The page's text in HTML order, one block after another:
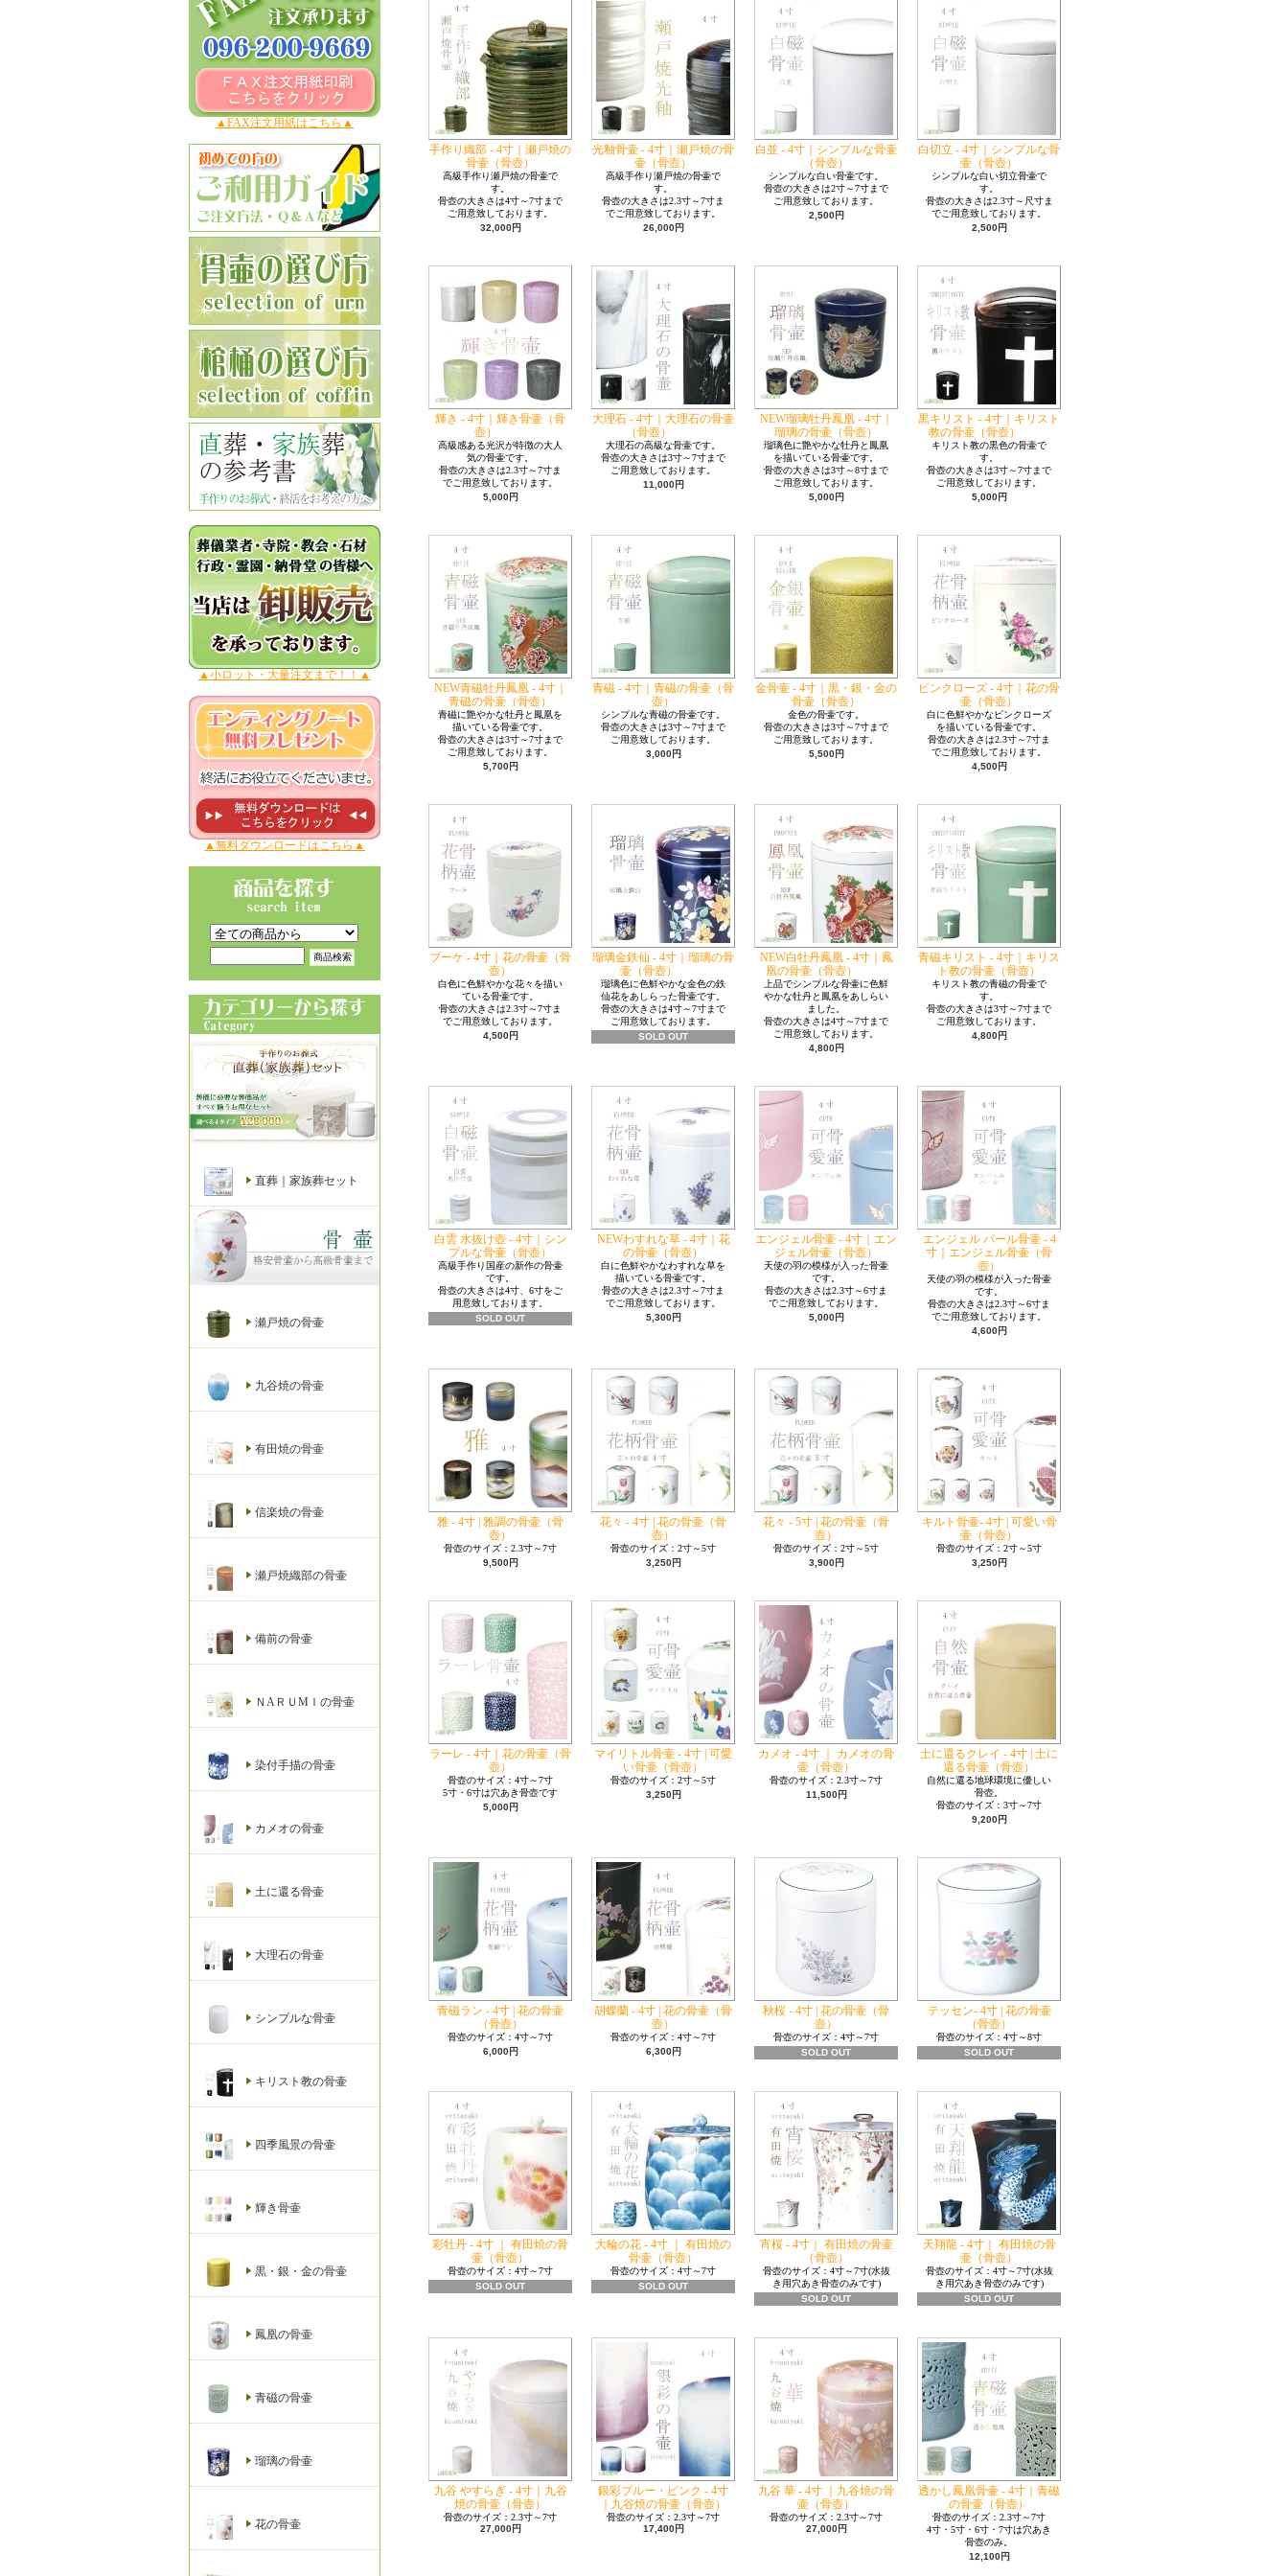
▲FAX注文用紙はこちら▲
▲小ロット・大量注文まで！！▲
▲無料ダウンロードはこちら▲
直葬｜家族葬セット
瀬戸焼の骨壷
九谷焼の骨壷
有田焼の骨壷
信楽焼の骨壷
瀬戸焼織部の骨壷
備前の骨壷
ＮAＲＵМＩの骨壷
染付手描の骨壷
カメオの骨壷
土に還る骨壷
大理石の骨壷
シンプルな骨壷
キリスト教の骨壷
四季風景の骨壷
輝き骨壷
黒・銀・金の骨壷
鳳凰の骨壷
青磁の骨壷
瑠璃の骨壷
花の骨壷
手作り織部 - 4寸｜瀬戸焼の
骨壷（骨壺）
高級手作り瀬戸焼の骨壷で
す。
骨壺の大きさは4寸～7寸まで
ご用意致しております。
32,000円
光釉骨壷 - 4寸｜瀬戸焼の骨
壷（骨壺）
高級手作り瀬戸焼の骨壷で
す。
骨壺の大きさは2.3寸～7寸ま
でご用意致しております。
26,000円
白並 - 4寸｜シンプルな骨壷
（骨壺）
シンプルな白い骨壷です。
骨壺の大きさは2寸～7寸まで
ご用意致しております。
2,500円
白切立 - 4寸｜シンプルな骨
壷（骨壺）
シンプルな白い切立骨壷で
す。
骨壺の大きさは2.3寸～尺寸ま
でご用意致しております。
2,500円
輝き - 4寸｜輝き骨壷（骨
壺）
高級感ある光沢が特徴の大人
気の骨壷です。
骨壺の大きさは2.3寸～7寸ま
でご用意致しております。
5,000円
大理石 - 4寸｜大理石の骨壷
（骨壺）
大理石の高級な骨壷です。
骨壺の大きさは3寸～7寸まで
ご用意致しております。
11,000円
NEW瑠璃牡丹鳳凰 - 4寸｜
瑠璃の骨壷（骨壺）
瑠璃色に艶やかな牡丹と鳳凰
を描いている骨壷です。
骨壺の大きさは3寸～8寸まで
ご用意致しております。
5,000円
黒キリスト - 4寸｜キリスト
教の骨壷（骨壺）
キリスト教の黒色の骨壷で
す。
骨壺の大きさは3寸～7寸まで
ご用意致しております。
5,000円
NEW青磁牡丹鳳凰 - 4寸｜
青磁の骨壷（骨壺）
青磁に艶やかな牡丹と鳳凰を
描いている骨壷です。
骨壺の大きさは3寸～7寸まで
ご用意致しております。
5,700円
青磁 - 4寸｜青磁の骨壷（骨
壺）
シンプルな青磁の骨壷です。
骨壺の大きさは3寸～7寸まで
ご用意致しております。
3,000円
金骨壷 - 4寸｜黒・銀・金の
骨壷（骨壺）
金色の骨壷です。
骨壺の大きさは3寸～7寸まで
ご用意致しております。
5,500円
ピンクローズ - 4寸｜花の骨
壷（骨壺）
白に色鮮やかなピンクローズ
を描いている骨壷です。
骨壺の大きさは2.3寸～7寸ま
でご用意致しております。
4,500円
ブーケ - 4寸｜花の骨壷（骨
壺）
白色に色鮮やかな花々を描い
ている骨壷です。
骨壺の大きさは2.3寸～7寸ま
でご用意致しております。
4,500円
瑠璃金鉄仙 - 4寸｜瑠璃の骨
壷（骨壺）
瑠璃色に色鮮やかな金色の鉄
仙花をあしらった骨壷です。
骨壺の大きさは4寸～7寸まで
ご用意致しております。
SOLD OUT
NEW白牡丹鳳凰 - 4寸｜鳳
凰の骨壷（骨壺）
上品でシンプルな骨壷に色鮮
やかな牡丹と鳳凰をあしらい
ました。
骨壺の大きさは4寸～7寸まで
ご用意致しております。
4,800円
青磁キリスト - 4寸｜キリス
ト教の骨壷（骨壺）
キリスト教の青磁の骨壷で
す。
骨壺の大きさは3寸～7寸まで
ご用意致しております。
4,800円
白雲 水抜け壺 - 4寸｜シン
プルな骨壷（骨壺）
高級手作り国産の新作の骨壷
です。
骨壺の大きさは4寸、6寸をご
用意致しております。
SOLD OUT
NEWわすれな草 - 4寸｜花
の骨壷（骨壺）
白に色鮮やかなわすれな草を
描いている骨壷です。
骨壺の大きさは2.3寸～7寸ま
でご用意致しております。
5,300円
エンジェル骨壷 - 4寸｜エン
ジェル骨壷（骨壺）
天使の羽の模様が入った骨壷
です。
骨壺の大きさは2.3寸～6寸ま
でご用意致しております。
5,000円
エンジェル パール骨壷 - 4
寸｜エンジェル骨壷（骨
壺）
天使の羽の模様が入った骨壷
です。
骨壺の大きさは2.3寸～6寸ま
でご用意致しております。
4,600円
雅 - 4寸 | 雅調の骨壷（骨
壺）
骨壺のサイズ：2.3寸～7寸
9,500円
花々 - 4寸 | 花の骨壷（骨
壺）
骨壺のサイズ：2寸～5寸
3,250円
花々 - 5寸 | 花の骨壷（骨
壺）
骨壺のサイズ：2寸～5寸
3,900円
キルト骨壷- 4寸 | 可愛い骨
壷（骨壺）
骨壺のサイズ：2寸～5寸
3,250円
ラーレ - 4寸｜花の骨壷（骨
壺）
骨壺のサイズ：4寸～7寸
5寸・6寸は穴あき骨壺です
5,000円
マイリトル骨壷 - 4寸 | 可愛
い骨壷（骨壺）
骨壺のサイズ：2寸～5寸
3,250円
カメオ - 4寸 ｜ カメオの骨
壷（骨壺）
骨壺のサイズ：2.3寸～7寸
11,500円
土に還るクレイ - 4寸 | 土に
還る骨壷（骨壺）
自然に還る地球環境に優しい
骨壺。
骨壺のサイズ：3寸～7寸
9,200円
青磁ラン - 4寸 | 花の骨壷
（骨壺）
骨壺のサイズ：4寸～7寸
6,000円
胡蝶蘭 - 4寸 | 花の骨壷（骨
壺）
骨壺のサイズ：4寸～7寸
6,300円
秋桜 - 4寸 | 花の骨壷（骨
壺）
骨壺のサイズ：4寸～7寸
SOLD OUT
テッセン- 4寸 | 花の骨壷
（骨壺）
骨壺のサイズ：4寸～8寸
SOLD OUT
彩牡丹 - 4寸 ｜ 有田焼の骨
壷（骨壺）
骨壺のサイズ：4寸～7寸
SOLD OUT
大輪の花 - 4寸 ｜ 有田焼の
骨壷（骨壺）
骨壺のサイズ：4寸～7寸
SOLD OUT
宵桜 - 4寸｜ 有田焼の骨壷
（骨壺）
骨壺のサイズ：4寸～7寸(水抜
き用穴あき骨壺のみです)
SOLD OUT
天翔龍 - 4寸｜ 有田焼の骨
壷（骨壺）
骨壺のサイズ：4寸～7寸(水抜
き用穴あき骨壺のみです)
SOLD OUT
九谷 やすらぎ - 4寸｜九谷
焼の骨壷（骨壺）
骨壺のサイズ：2.3寸～7寸
27,000円
銀彩ブルー・ピンク - 4寸
｜九谷焼の骨壷（骨壺）
骨壺のサイズ：2.3寸～7寸
17,400円
九谷 華 - 4寸 ｜九谷焼の骨
壷（骨壺）
骨壺のサイズ：2.3寸～7寸
27,000円
透かし鳳凰骨壷 - 4寸｜青磁
の骨壷（骨壺）
骨壺のサイズ：2.3寸～7寸
4寸・5寸・6寸・7寸は穴あき
骨壺のみ。
12,100円